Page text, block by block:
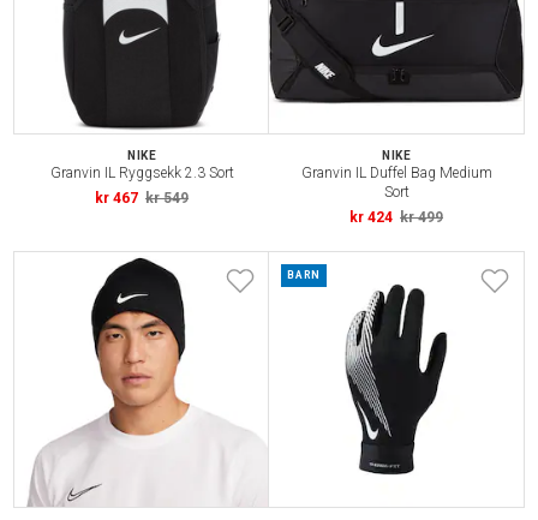
NIKE
Granvin IL Ryggsekk 2.3 Sort
kr 467 kr 549
NIKE
Granvin IL Duffel Bag Medium
Sort
kr 424 kr 499
BARN